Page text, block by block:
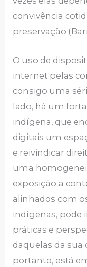
convivência
preservação
O uso de
internet pelas
consigo uma
lado, há um
indígena, que
digitais um
e reivindicar
uma
exposição a
alinhados com
indígenas, pode
práticas e
daquelas da sua
portanto, está